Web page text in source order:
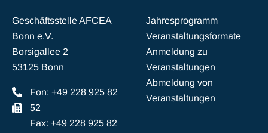
Geschäftsstelle AFCEA
Bonn e.V.
Borsigallee 2
53125 Bonn
Fon: +49 228 925 82
52
Fax: +49 228 925 82
Jahresprogramm
Veranstaltungsformate
Anmeldung zu
Veranstaltungen
Abmeldung von
Veranstaltungen